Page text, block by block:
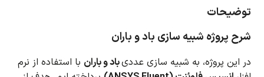
توضیحات
شرح پروژه شبیه سازی باد و باران
در این پروژه، به شبیه سازی عددیباد و باران با استفاده از نرم